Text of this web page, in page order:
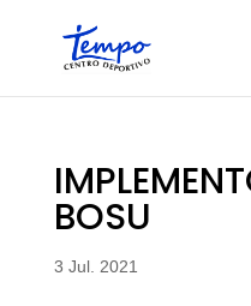
content
BOSU
3 Jul. 2021